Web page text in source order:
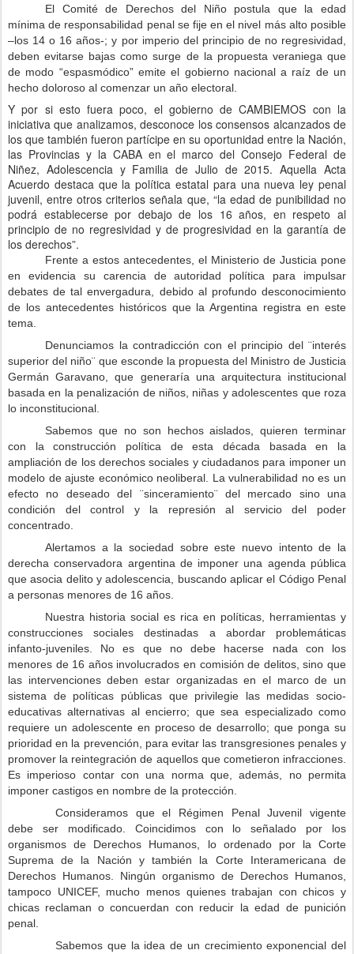
El Comité de Derechos del Niño postula que la edad
mínima de responsabilidad penal se fije en el nivel más alto posible
–los 14 o 16 años-; y por imperio del principio de no regresividad,
deben evitarse bajas como surge de la propuesta veraniega que
de modo “espasmódico” emite el gobierno nacional a raíz de un
hecho doloroso al comenzar un año electoral.
Y por si esto fuera poco, el gobierno de CAMBIEMOS con la
iniciativa que analizamos, desconoce los consensos alcanzados de
los que también fueron partícipe en su oportunidad entre la Nación,
las Provincias y la CABA en el marco del Consejo Federal de
Niñez, Adolescencia y Familia de Julio de 2015. Aquella Acta
Acuerdo destaca que la política estatal para una nueva ley penal
juvenil, entre otros criterios señala que, “la edad de punibilidad no
podrá establecerse por debajo de los 16 años, en respeto al
principio de no regresividad y de progresividad en la garantía de
los derechos”.
Frente a estos antecedentes, el Ministerio de Justicia pone
en evidencia su carencia de autoridad política para impulsar
debates de tal envergadura, debido al profundo desconocimiento
de los antecedentes históricos que la Argentina registra en este
tema.
Denunciamos la contradicción con el principio del ¨interés
superior del niño¨ que esconde la propuesta del Ministro de Justicia
Germán Garavano, que generaría una arquitectura institucional
basada en la penalización de niños, niñas y adolescentes que roza
lo inconstitucional.
Sabemos que no son hechos aislados, quieren terminar
con la construcción política de esta década basada en la
ampliación de los derechos sociales y ciudadanos para imponer un
modelo de ajuste económico neoliberal. La vulnerabilidad no es un
efecto no deseado del ¨sinceramiento¨ del mercado sino una
condición del control y la represión al servicio del poder
concentrado.
Alertamos a la sociedad sobre este nuevo intento de la
derecha conservadora argentina de imponer una agenda pública
que asocia delito y adolescencia, buscando aplicar el Código Penal
a personas menores de 16 años.
Nuestra historia social es rica en políticas, herramientas y
construcciones sociales destinadas a abordar problemáticas
infanto-juveniles. No es que no debe hacerse nada con los
menores de 16 años involucrados en comisión de delitos, sino que
las intervenciones deben estar organizadas en el marco de un
sistema de políticas públicas que privilegie las medidas socio-
educativas alternativas al encierro; que sea especializado como
requiere un adolescente en proceso de desarrollo; que ponga su
prioridad en la prevención, para evitar las transgresiones penales y
promover la reintegración de aquellos que cometieron infracciones.
Es imperioso contar con una norma que, además, no permita
imponer castigos en nombre de la protección.
Consideramos que el Régimen Penal Juvenil vigente
debe ser modificado. Coincidimos con lo señalado por los
organismos de Derechos Humanos, lo ordenado por la Corte
Suprema de la Nación y también la Corte Interamericana de
Derechos Humanos. Ningún organismo de Derechos Humanos,
tampoco UNICEF, mucho menos quienes trabajan con chicos y
chicas reclaman o concuerdan con reducir la edad de punición
penal.
Sabemos que la idea de un crecimiento exponencial del